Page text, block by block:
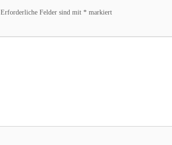
Erforderliche Felder sind mit * markiert